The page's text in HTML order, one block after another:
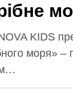
у
KIDS
моря» –